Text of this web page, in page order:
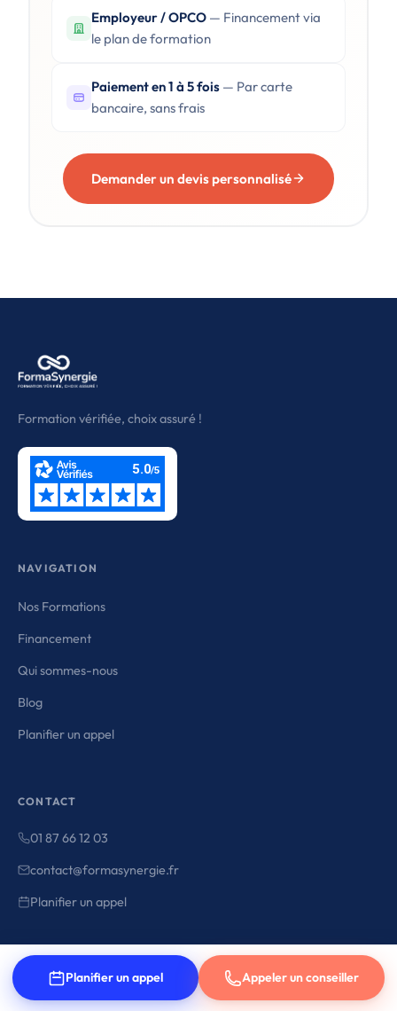
Employeur / OPCO — Financement via
le plan de formation
Paiement en 1 à 5 fois — Par carte
bancaire, sans frais
Demander un devis personnalisé
Formation vérifiée, choix assuré !
NAVIGATION
Nos Formations
Financement
Qui sommes-nous
Blog
Planifier un appel
CONTACT
01 87 66 12 03
contact@formasynergie.fr
Planifier un appel
© 2026 FormaSynergie — Tous droits reserves · Développé parCaribou
Planifier un appel Appeler un conseiller